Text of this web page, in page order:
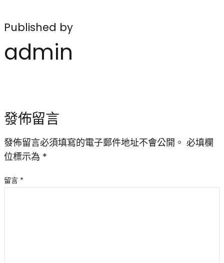
Published by
admin
發佈留言
發佈留言必須填寫的電子郵件地址不會公開。 必填欄
位標示為 *
留言 *